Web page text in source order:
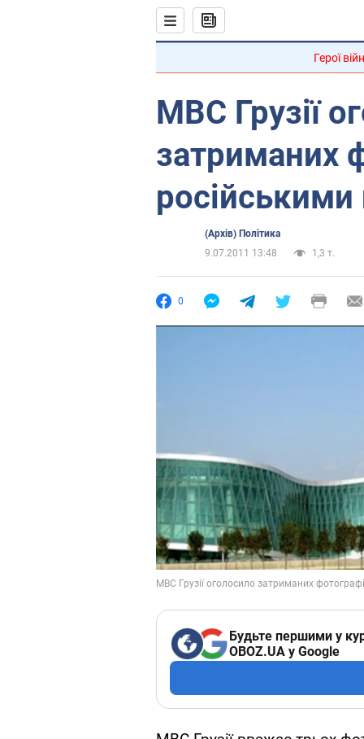
Герої
МВС Грузії
затриманих
(Архів) Політика
9.07.2011 13:48
1,3 т.
0
Будьте першими у
OBOZ.UA у Google